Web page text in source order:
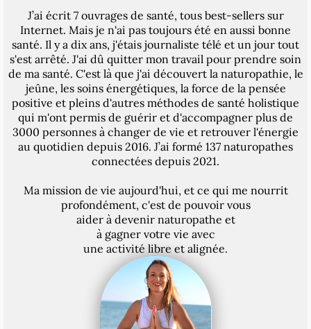
J’ai écrit 7 ouvrages de santé, tous best-sellers sur
Internet. Mais je n'ai pas toujours été en aussi bonne
santé. Il y a dix ans, j'étais journaliste télé et un jour tout
s'est arrêté. J'ai dû quitter mon travail pour prendre soin
de ma santé. C'est là que j'ai découvert la naturopathie, le
jeûne, les soins énergétiques, la force de la pensée
positive et pleins d'autres méthodes de santé holistique
qui m'ont permis de guérir et d'accompagner plus de
3000 personnes à changer de vie et retrouver l'énergie
au quotidien depuis 2016. J’ai formé 137 naturopathes
connectées depuis 2021.
Ma mission de vie aujourd'hui, et ce qui me nourrit
profondément, c'est de pouvoir vous
aider à devenir naturopathe et
à gagner votre vie avec
une activité libre et alignée.